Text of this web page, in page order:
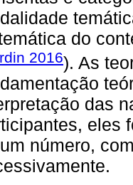
do
2016). As
das
eles
número,